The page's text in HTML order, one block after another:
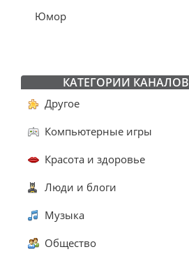
Юмор
КАТЕГОРИИ КАНАЛОВ
Другое
Компьютерные игры
Красота и здоровье
Люди и блоги
Музыка
Общество